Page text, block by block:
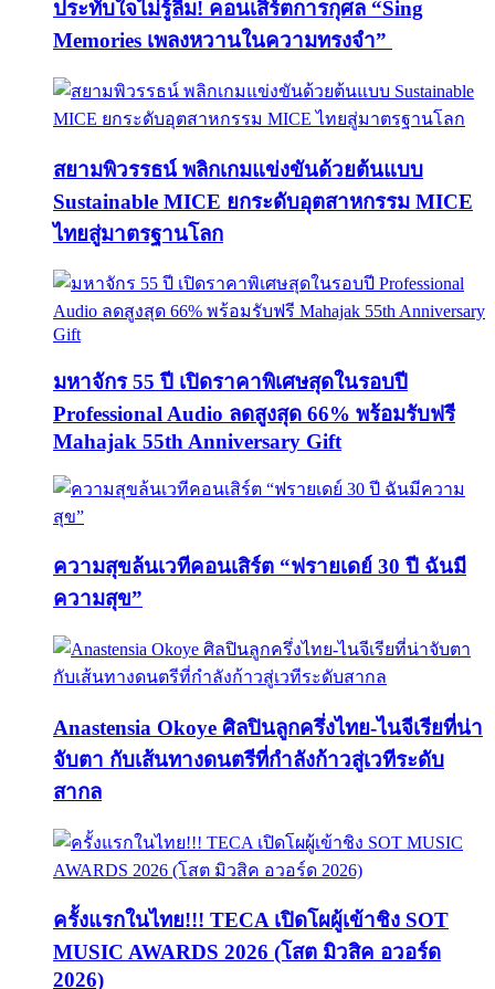
ประทับใจไม่รู้ลืม! คอนเสิร์ตการกุศล “Sing
Memories เพลงหวานในความทรงจำ”
สยามพิวรรธน์ พลิกเกมแข่งขันด้วยต้นแบบ
Sustainable MICE ยกระดับอุตสาหกรรม MICE
ไทยสู่มาตรฐานโลก
มหาจักร 55 ปี เปิดราคาพิเศษสุดในรอบปี
Professional Audio ลดสูงสุด 66% พร้อมรับฟรี
Mahajak 55th Anniversary Gift
ความสุขล้นเวทีคอนเสิร์ต “ฟรายเดย์ 30 ปี ฉันมี
ความสุข”
Anastensia Okoye ศิลปินลูกครึ่งไทย-ไนจีเรียที่น่า
จับตา กับเส้นทางดนตรีที่กำลังก้าวสู่เวทีระดับ
สากล
ครั้งแรกในไทย!!! TECA เปิดโผผู้เข้าชิง SOT
MUSIC AWARDS 2026 (โสต มิวสิค อวอร์ด
2026)